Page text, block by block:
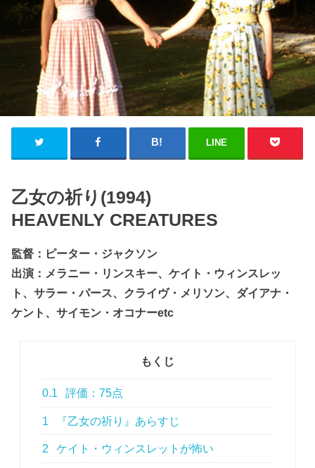
LINE
乙女の祈り(1994)
HEAVENLY CREATURES
監督：ピーター・ジャクソン
出演：メラニー・リンスキー、ケイト・ウィンスレッ
ト、サラー・パース、クライヴ・メリソン、ダイアナ・
ケント、サイモン・オコナーetc
もくじ
0.1 評価：75点
1 『乙女の祈り』あらすじ
2 ケイト・ウィンスレットが怖い